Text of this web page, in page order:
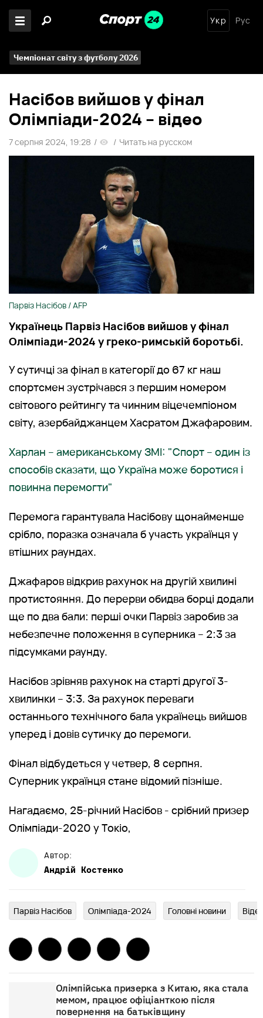
Укр Рус
Чемпіонат світу з футболу 2026
Насібов вийшов у фінал
Олімпіади-2024 – відео
7 серпня 2024, 19:28 / / Читать на русском
Парвіз Насібов / АFP
Українець Парвіз Насібов вийшов у фінал
Олімпіади-2024 у греко-римській боротьбі.
У сутичці за фінал в категорії до 67 кг наш
спортсмен зустрічався з першим номером
світового рейтингу та чинним віцечемпіоном
світу, азербайджанцем Хасратом Джафаровим.
Харлан – американському ЗМІ: "Спорт – один із
способів сказати, що Україна може боротися і
повинна перемогти"
Перемога гарантувала Насібову щонайменше
срібло, поразка означала б участь українця у
втішних раундах.
Джафаров відкрив рахунок на другій хвилині
протистояння. До перерви обидва борці додали
ще по два бали: перші очки Парвіз заробив за
небезпечне положення в суперника – 2:3 за
підсумками раунду.
Насібов зрівняв рахунок на старті другої 3-
хвилинки – 3:3. За рахунок переваги
останнього технічного бала українець вийшов
уперед і довів сутичку до перемоги.
Фінал відбудеться у четвер, 8 серпня.
Суперник українця стане відомий пізніше.
Нагадаємо, 25-річний Насібов - срібний призер
Олімпіади-2020 у Токіо,
Автор:
Андрій Костенко
Парвіз Насібов Олімпіада-2024 Головні новини
Олімпійська призерка з Китаю, яка стала
мемом, працює офіціанткою після
повернення на батьківщину